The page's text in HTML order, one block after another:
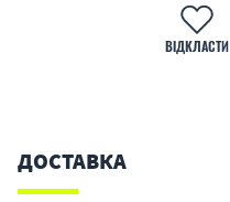
ВІДКЛАСТИ
ДОСТАВКА